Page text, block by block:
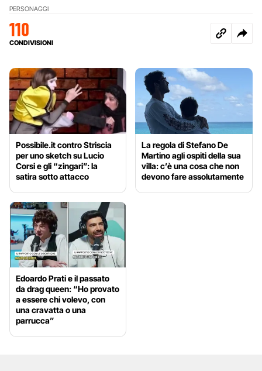
PERSONAGGI
110
CONDIVISIONI
Possibile.it contro Striscia
per uno sketch su Lucio
Corsi e gli “zingari”: la
satira sotto attacco
La regola di Stefano De
Martino agli ospiti della sua
villa: c’è una cosa che non
devono fare assolutamente
Edoardo Prati e il passato
da drag queen: “Ho provato
a essere chi volevo, con
una cravatta o una
parrucca”